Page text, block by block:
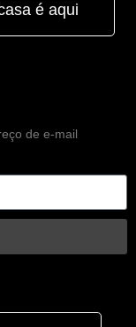
é aqui
de e-mail